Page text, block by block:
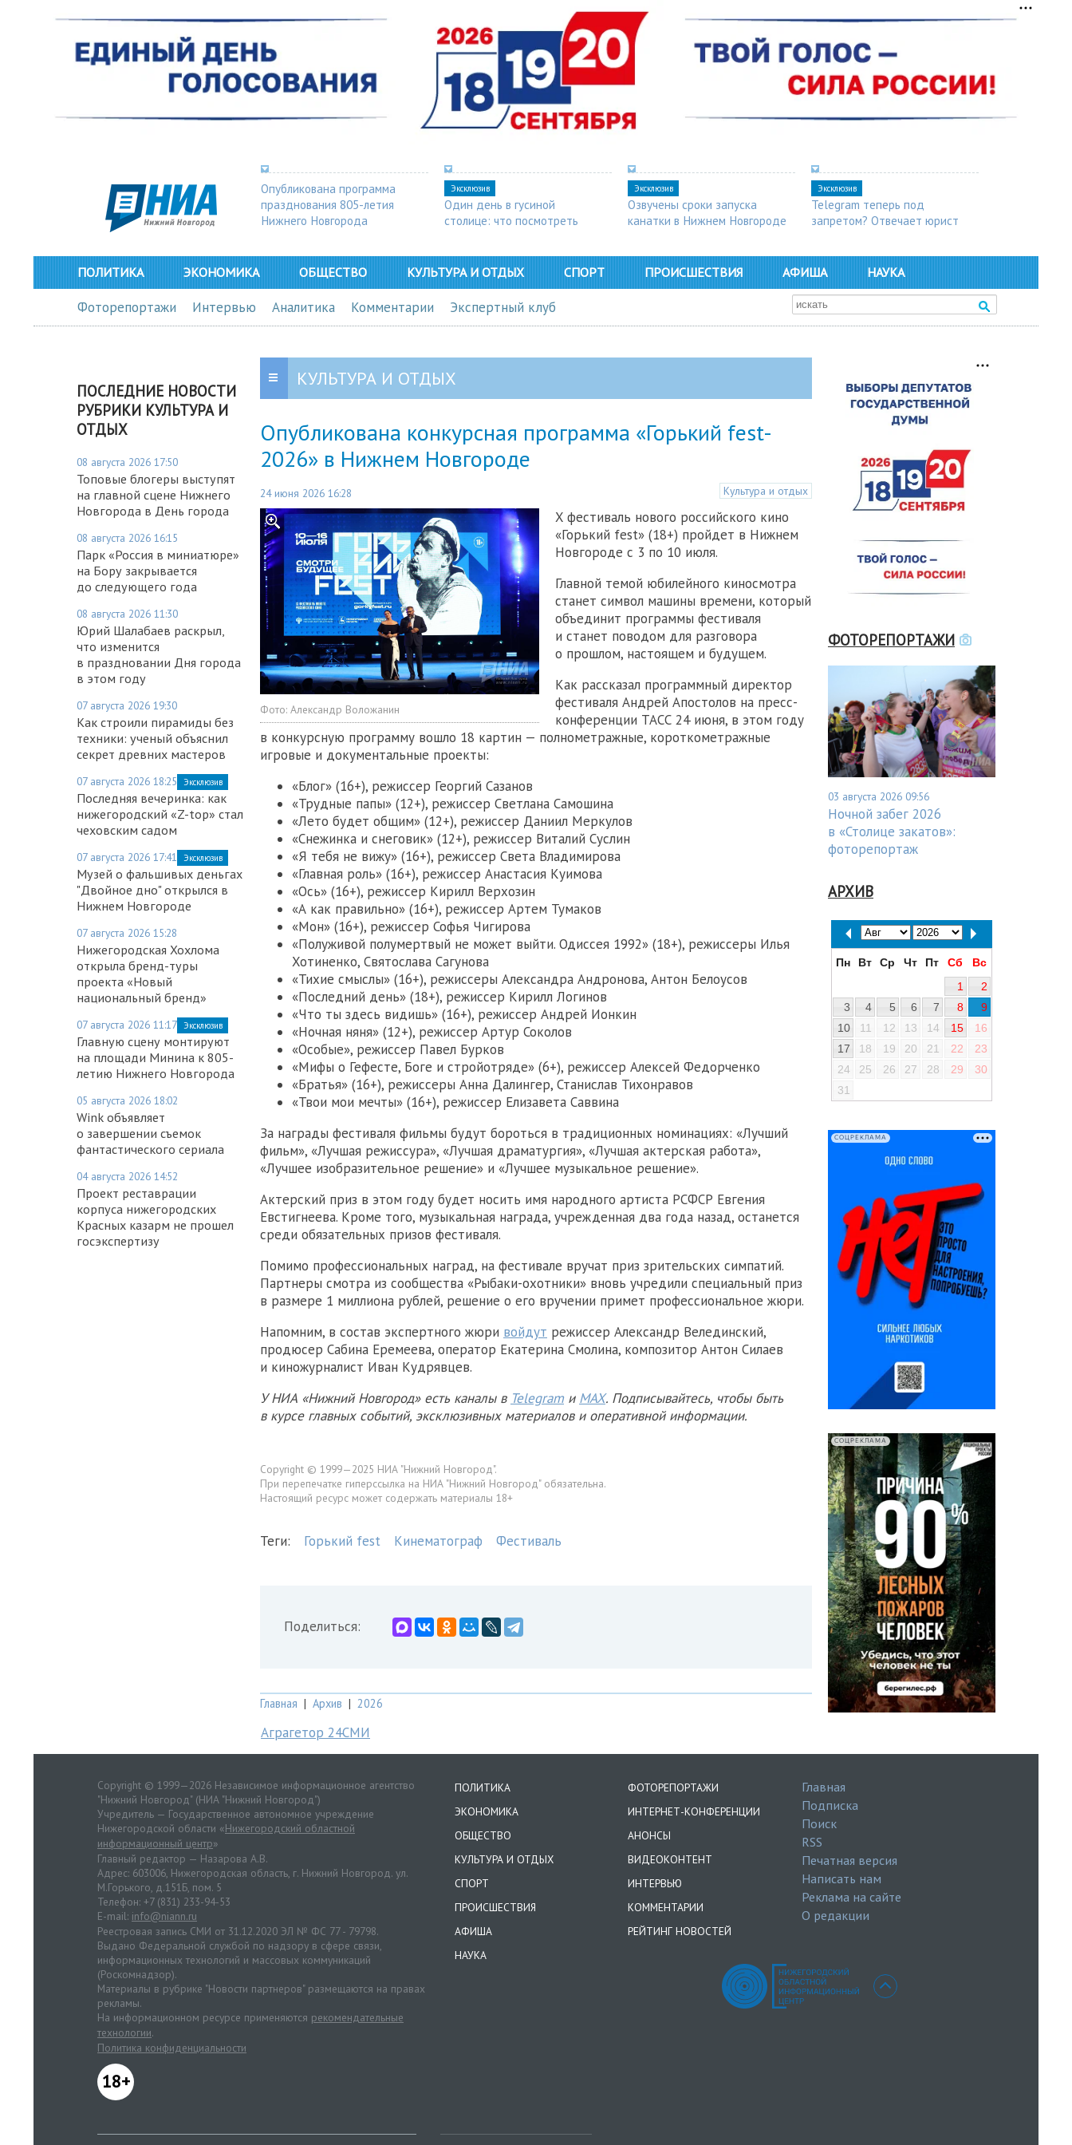
Опубликована программа
празднования 805-летия
Нижнего Новгорода
Эксклюзив
Один день в гусиной
столице: что посмотреть
Эксклюзив
Озвучены сроки запуска
канатки в Нижнем Новгороде
Эксклюзив
Telegram теперь под
запретом? Отвечает юрист
ПОЛИТИКА ЭКОНОМИКА ОБЩЕСТВО КУЛЬТУРА И ОТДЫХ СПОРТ ПРОИСШЕСТВИЯ АФИША НАУКА
Фоторепортажи Интервью Аналитика Комментарии Экспертный клуб
ПОСЛЕДНИЕ НОВОСТИ
РУБРИКИ КУЛЬТУРА И
ОТДЫХ
08 августа 2026 17:50
Топовые блогеры выступят
на главной сцене Нижнего
Новгорода в День города
08 августа 2026 16:15
Парк «Россия в миниатюре»
на Бору закрывается
до следующего года
08 августа 2026 11:30
Юрий Шалабаев раскрыл,
что изменится
в праздновании Дня города
в этом году
07 августа 2026 19:30
Как строили пирамиды без
техники: ученый объяснил
секрет древних мастеров
07 августа 2026 18:25 Эксклюзив
Последняя вечеринка: как
нижегородский «Z-top» стал
чеховским садом
07 августа 2026 17:41 Эксклюзив
Музей о фальшивых деньгах
"Двойное дно" открылся в
Нижнем Новгороде
07 августа 2026 15:28
Нижегородская Хохлома
открыла бренд-туры
проекта «Новый
национальный бренд»
07 августа 2026 11:17 Эксклюзив
Главную сцену монтируют
на площади Минина к 805-
летию Нижнего Новгорода
05 августа 2026 18:02
Wink объявляет
о завершении съемок
фантастического сериала
04 августа 2026 14:52
Проект реставрации
корпуса нижегородских
Красных казарм не прошел
госэкспертизу
КУЛЬТУРА И ОТДЫХ
Опубликована конкурсная программа «Горький fest-
2026» в Нижнем Новгороде
24 июня 2026 16:28 Культура и отдых
Фото: Александр Воложанин
X фестиваль нового российского кино
«Горький fest» (18+) пройдет в Нижнем
Новгороде с 3 по 10 июля.
Главной темой юбилейного киносмотра
станет символ машины времени, который
объединит программы фестиваля
и станет поводом для разговора
о прошлом, настоящем и будущем.
Как рассказал программный директор
фестиваля Андрей Апостолов на пресс-
конференции ТАСС 24 июня, в этом году
в конкурсную программу вошло 18 картин — полнометражные, короткометражные
игровые и документальные проекты:
«Блог» (16+), режиссер Георгий Сазанов
«Трудные папы» (12+), режиссер Светлана Самошина
«Лето будет общим» (12+), режиссер Даниил Меркулов
«Снежинка и снеговик» (12+), режиссер Виталий Суслин
«Я тебя не вижу» (16+), режиссер Света Владимирова
«Главная роль» (16+), режиссер Анастасия Куимова
«Ось» (16+), режиссер Кирилл Верхозин
«А как правильно» (16+), режиссер Артем Тумаков
«Мон» (16+), режиссер Софья Чигирова
«Полуживой полумертвый не может выйти. Одиссея 1992» (18+), режиссеры Илья
Хотиненко, Святослава Сагунова
«Тихие смыслы» (16+), режиссеры Александра Андронова, Антон Белоусов
«Последний день» (18+), режиссер Кирилл Логинов
«Что ты здесь видишь» (16+), режиссер Андрей Ионкин
«Ночная няня» (12+), режиссер Артур Соколов
«Особые», режиссер Павел Бурков
«Мифы о Гефесте, Боге и стройотряде» (6+), режиссер Алексей Федорченко
«Братья» (16+), режиссеры Анна Далингер, Станислав Тихонравов
«Твои мои мечты» (16+), режиссер Елизавета Саввина
За награды фестиваля фильмы будут бороться в традиционных номинациях: «Лучший
фильм», «Лучшая режиссура», «Лучшая драматургия», «Лучшая актерская работа»,
«Лучшее изобразительное решение» и «Лучшее музыкальное решение».
Актерский приз в этом году будет носить имя народного артиста РСФСР Евгения
Евстигнеева. Кроме того, музыкальная награда, учрежденная два года назад, останется
среди обязательных призов фестиваля.
Помимо профессиональных наград, на фестивале вручат приз зрительских симпатий.
Партнеры смотра из сообщества «Рыбаки-охотники» вновь учредили специальный приз
в размере 1 миллиона рублей, решение о его вручении примет профессиональное жюри.
Напомним, в состав экспертного жюри войдут режиссер Александр Велединский,
продюсер Сабина Еремеева, оператор Екатерина Смолина, композитор Антон Силаев
и киножурналист Иван Кудрявцев.
У НИА «Нижний Новгород» есть каналы в Telegram и MAX. Подписывайтесь, чтобы быть
в курсе главных событий, эксклюзивных материалов и оперативной информации.
Copyright © 1999—2025 НИА "Нижний Новгород".
При перепечатке гиперссылка на НИА "Нижний Новгород" обязательна.
Настоящий ресурс может содержать материалы 18+
Теги: Горький fest Кинематограф Фестиваль
Поделиться:
Главная | Архив | 2026
Аграгетор 24СМИ
ФОТОРЕПОРТАЖИ
03 августа 2026 09:56
Ночной забег 2026
в «Столице закатов»:
фоторепортаж
АРХИВ
Пн Вт Ср Чт Пт Сб
Вс
1
2
3
4 5 6 7 8
9
10
11 12 13 14 15
16
17
18 19 20 21 22
23
24
25 26 27 28 29
30
31
СОЦРЕКЛАМА
СОЦРЕКЛАМА
Copyright © 1999—2026 Независимое информационное агентство
"Нижний Новгород" (НИА "Нижний Новгород")
Учредитель — Государственное автономное учреждение
Нижегородской области «Нижегородский областной
информационный центр»
Главный редактор — Назарова А.В.
Адрес: 603006, Нижегородская область, г. Нижний Новгород. ул.
М.Горького, д.151Б, пом. 5
Телефон: +7 (831) 233-94-53
E-mail: info@niann.ru
Реестровая запись СМИ от 31.12.2020 ЭЛ № ФС 77 - 79798.
Выдано Федеральной службой по надзору в сфере связи,
информационных технологий и массовых коммуникаций
(Роскомнадзор).
Материалы в рубрике "Новости партнеров" размещаются на правах
рекламы.
На информационном ресурсе применяются рекомендательные
технологии.
Политика конфиденциальности
18+
ПОЛИТИКА
ЭКОНОМИКА
ОБЩЕСТВО
КУЛЬТУРА И ОТДЫХ
СПОРТ
ПРОИСШЕСТВИЯ
АФИША
НАУКА
ФОТОРЕПОРТАЖИ
ИНТЕРНЕТ-КОНФЕРЕНЦИИ
АНОНСЫ
ВИДЕОКОНТЕНТ
ИНТЕРВЬЮ
КОММЕНТАРИИ
РЕЙТИНГ НОВОСТЕЙ
Главная
Подписка
Поиск
RSS
Печатная версия
Написать нам
Реклама на сайте
О редакции